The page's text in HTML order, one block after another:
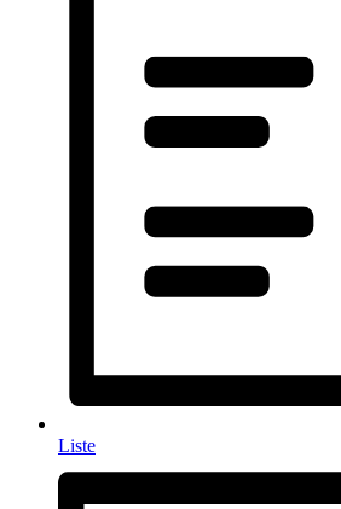
Liste